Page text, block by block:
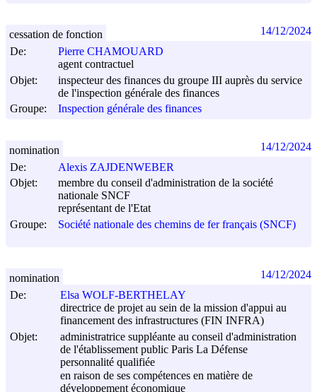
De:
Pierre CHAMOUARD
agent contractuel
Objet:
inspecteur des finances du groupe III auprès du service
de l'inspection générale des finances
Groupe:
Inspection générale des finances
cessation de fonction 14/12/2024
De:
Alexis ZAJDENWEBER
Objet:
membre du conseil d'administration de la société
nationale SNCF
représentant de l'Etat
Groupe:
Société nationale des chemins de fer français (SNCF)
nomination 14/12/2024
De:
Elsa WOLF-BERTHELAY
directrice de projet au sein de la mission d'appui au
financement des infrastructures (FIN INFRA)
Objet:
administratrice suppléante au conseil d'administration
de l'établissement public Paris La Défense
personnalité qualifiée
en raison de ses compétences en matière de
développement économique
nomination 14/12/2024